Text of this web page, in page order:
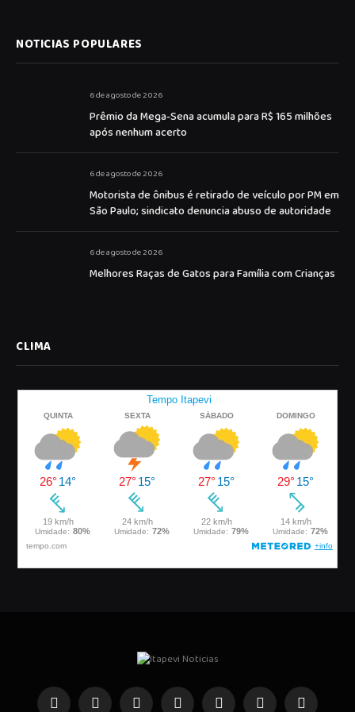
NOTICIAS POPULARES
6 de agosto de 2026
Prêmio da Mega-Sena acumula para R$ 165 milhões
após nenhum acerto
6 de agosto de 2026
Motorista de ônibus é retirado de veículo por PM em
São Paulo; sindicato denuncia abuso de autoridade
6 de agosto de 2026
Melhores Raças de Gatos para Família com Crianças
CLIMA